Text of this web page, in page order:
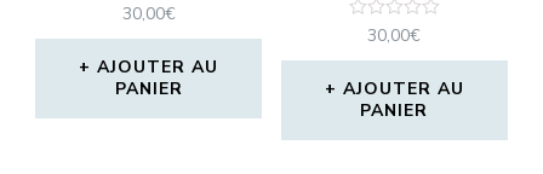
Note
sur
5
30,00€
AJOUTER AU
PANIER
Note
sur
5
30,00€
AJOUTER AU
PANIER